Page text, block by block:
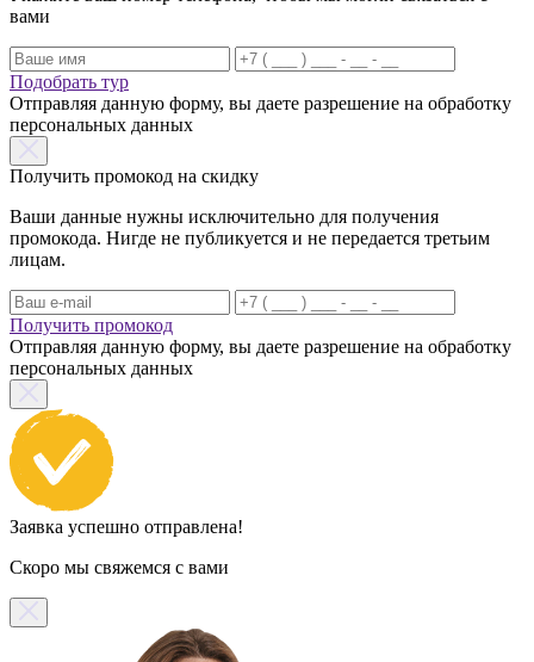
вами
Подобрать тур
Отправляя данную форму, вы даете разрешение на обработку
персональных данных
Получить промокод на скидку
Ваши данные нужны исключительно для получения
промокода. Нигде не публикуется и не передается третьим
лицам.
Получить промокод
Отправляя данную форму, вы даете разрешение на обработку
персональных данных
Заявка успешно отправлена!
Скоро мы свяжемся с вами